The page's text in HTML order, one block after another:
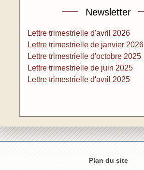
Newsletter
Lettre trimestrielle d'avril 2026
Lettre trimestrielle de janvier 2026
Lettre trimestrielle d'octobre 2025
Lettre trimestrielle de juin 2025
Lettre trimestrielle d'avril 2025
Plan du site